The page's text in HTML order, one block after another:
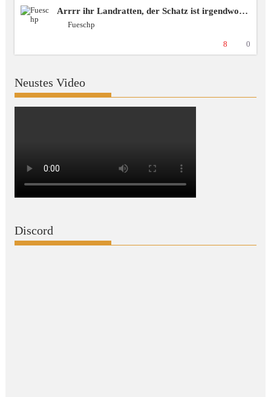
Arrrr ihr Landratten, der Schatz ist irgendwo da draussen! ❗️spende❗️blubbercast❗️Discord ❗️BSG [+18 GER]
Fueschp
8 0
Neustes Video
Discord